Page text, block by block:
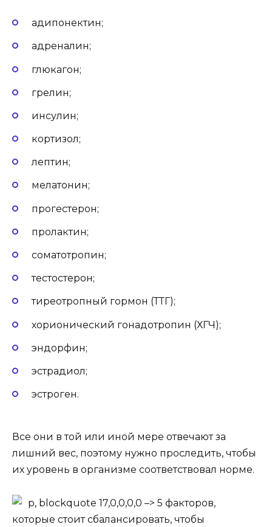
адипонектин;
адреналин;
глюкагон;
грелин;
инсулин;
кортизол;
лептин;
мелатонин;
прогестерон;
пролактин;
соматотропин;
тестостерон;
тиреотропный гормон (ТТГ);
хорионический гонадотропин (ХГЧ);
эндорфин;
эстрадиол;
эстроген.
Все они в той или иной мере отвечают за
лишний вес, поэтому нужно проследить, чтобы
их уровень в организме соответствовал норме.
p, blockquote 17,0,0,0,0 –> 5 факторов,
которые стоит сбалансировать, чтобы